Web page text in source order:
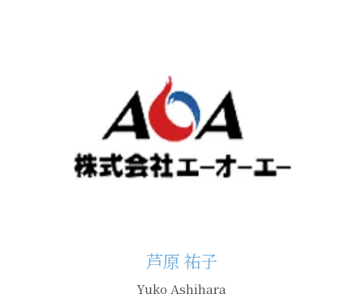
芦原 祐子
Yuko Ashihara